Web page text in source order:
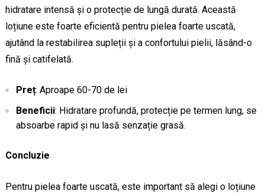
hidratare intensă și o protecție de lungă durată. Această
loțiune este foarte eficientă pentru pielea foarte uscată,
ajutând la restabilirea supleții și a confortului pielii, lăsând-o
fină și catifelată.
Preț: Aproape 60-70 de lei
Beneficii: Hidratare profundă, protecție pe termen lung, se
absoarbe rapid și nu lasă senzație grasă.
Concluzie
Pentru pielea foarte uscată, este important să alegi o loțiune